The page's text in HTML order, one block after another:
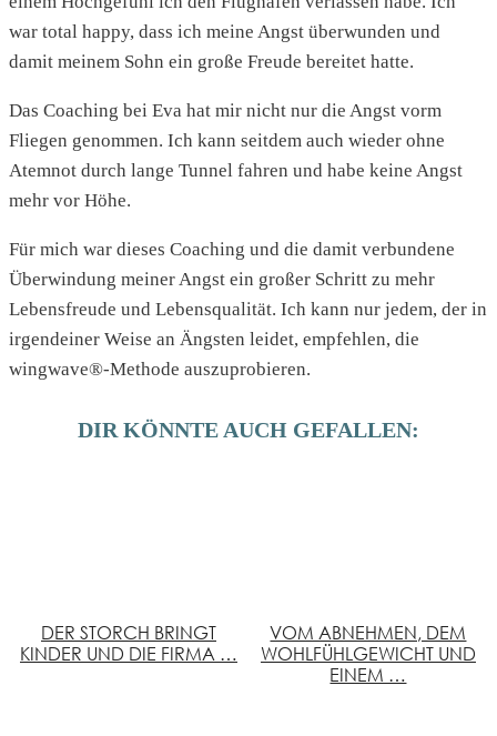
war total happy, dass ich meine Angst überwunden und
damit meinem Sohn ein große Freude bereitet hatte.
Das Coaching bei Eva hat mir nicht nur die Angst vorm
Fliegen genommen. Ich kann seitdem auch wieder ohne
Atemnot durch lange Tunnel fahren und habe keine Angst
mehr vor Höhe.
Für mich war dieses Coaching und die damit verbundene
Überwindung meiner Angst ein großer Schritt zu mehr
Lebensfreude und Lebensqualität. Ich kann nur jedem, der in
irgendeiner Weise an Ängsten leidet, empfehlen, die
wingwave®-Methode auszuprobieren.
DIR KÖNNTE AUCH GEFALLEN:
DER STORCH BRINGT
KINDER UND DIE FIRMA …
VOM ABNEHMEN, DEM
WOHLFÜHLGEWICHT UND
EINEM …